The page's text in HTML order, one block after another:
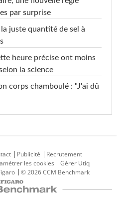
par surprise
juste quantité de sel à
heure précise ont moins
la science
corps chamboulé : "J'ai dû
Publicité
Recrutement
les cookies
Gérer Utiq
© 2026 CCM Benchmark